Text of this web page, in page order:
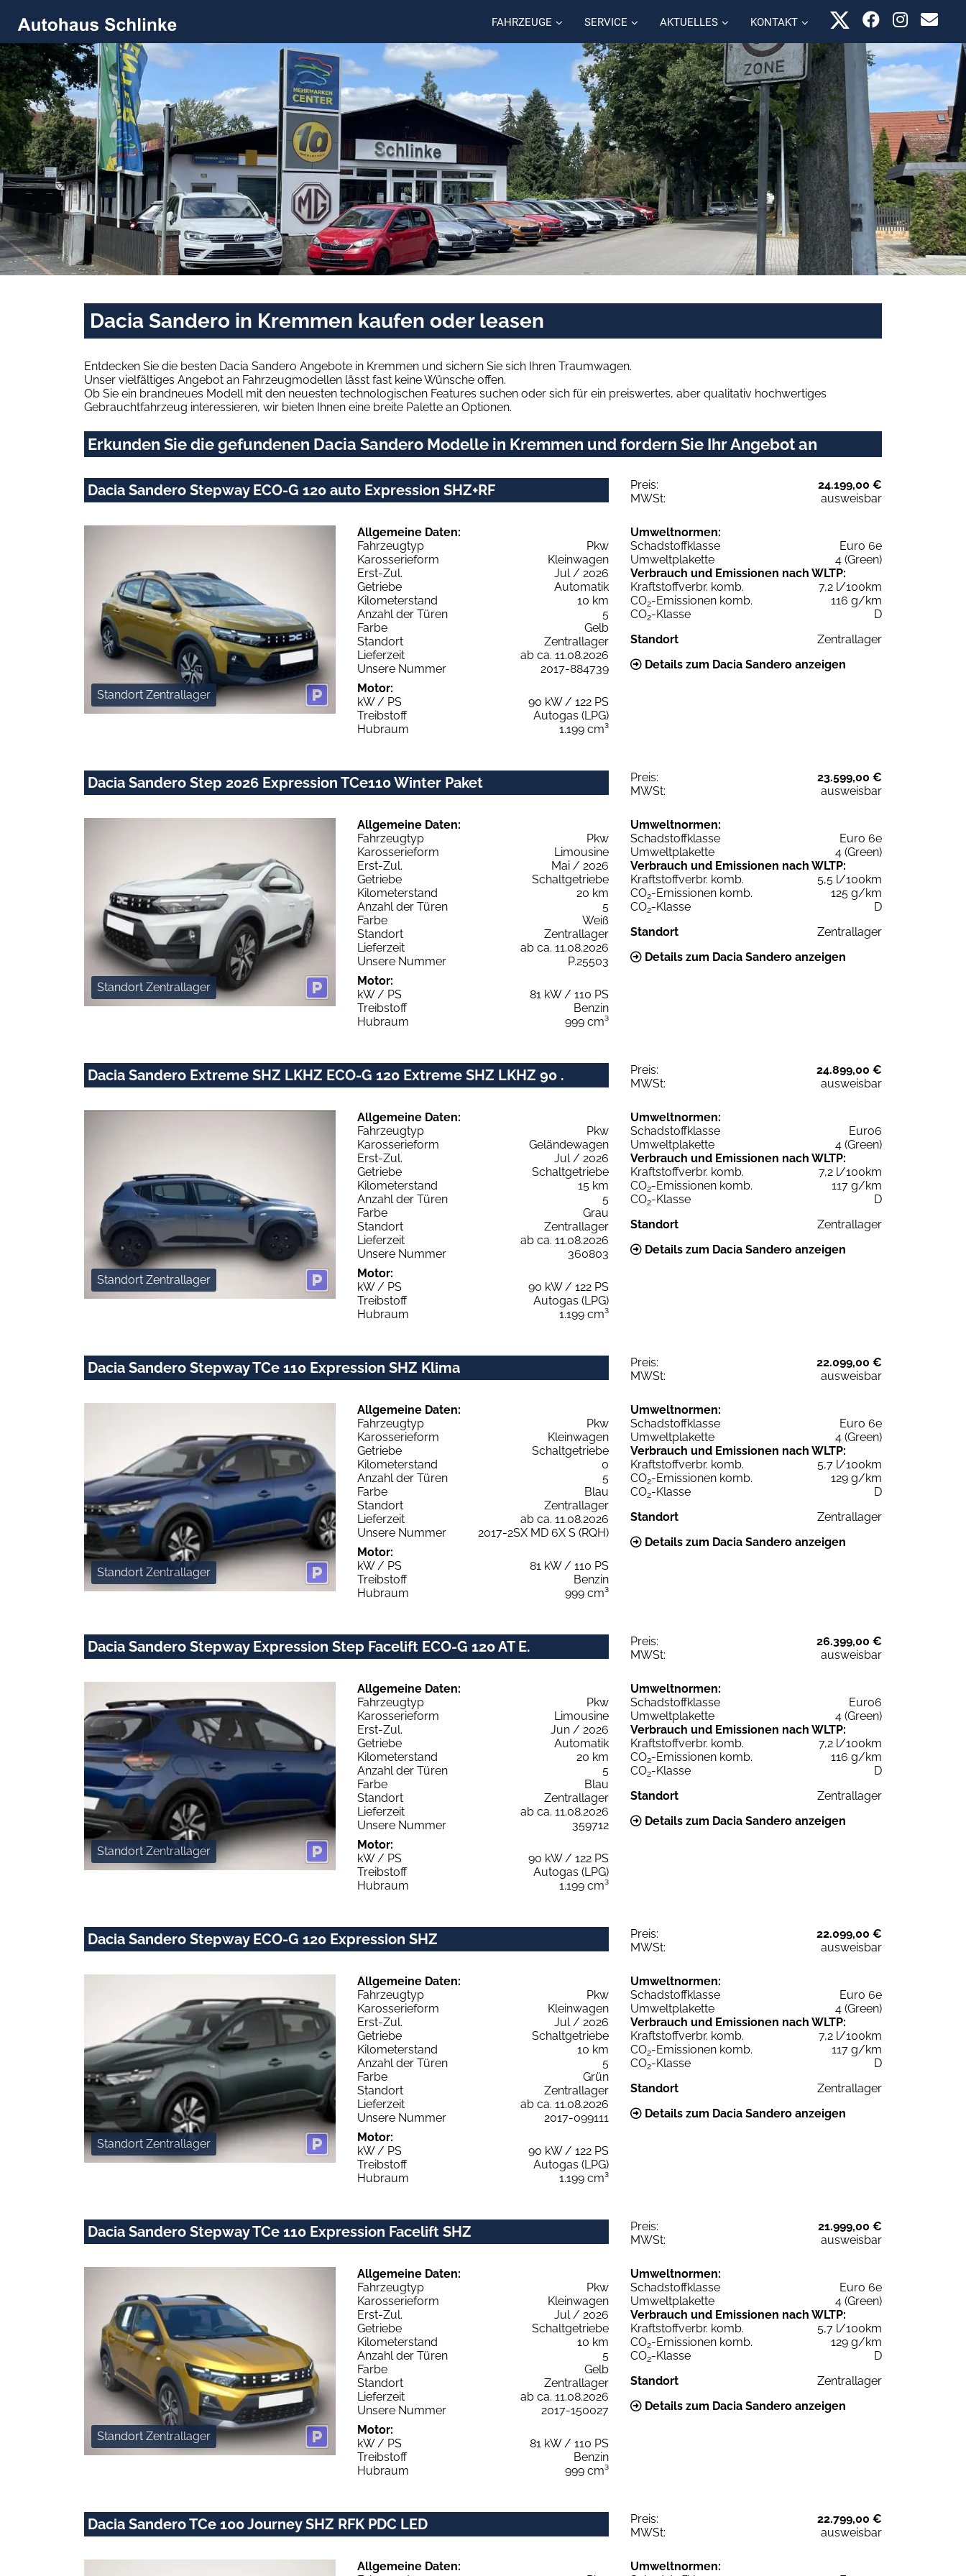
FAHRZEUGE SERVICE AKTUELLES KONTAKT
Dacia Sandero in Kremmen kaufen oder leasen
Entdecken Sie die besten Dacia Sandero Angebote in Kremmen und sichern Sie sich Ihren Traumwagen.
Unser vielfältiges Angebot an Fahrzeugmodellen lässt fast keine Wünsche offen.
Ob Sie ein brandneues Modell mit den neuesten technologischen Features suchen oder sich für ein preiswertes, aber qualitativ hochwertiges
Gebrauchtfahrzeug interessieren, wir bieten Ihnen eine breite Palette an Optionen.
Erkunden Sie die gefundenen Dacia Sandero Modelle in Kremmen und fordern Sie Ihr Angebot an
Dacia Sandero Stepway ECO-G 120 auto Expression SHZ+RF Preis:
24.199,00 €
MWSt:
ausweisbar
Standort Zentrallager
Allgemeine Daten:
Fahrzeugtyp
Pkw
Karosserieform
Kleinwagen
Erst-Zul.
Jul / 2026
Getriebe
Automatik
Kilometerstand
10 km
Anzahl der Türen
5
Farbe
Gelb
Standort
Zentrallager
Lieferzeit
ab ca. 11.08.2026
Unsere Nummer
2017-884739
Motor:
kW / PS
90 kW / 122 PS
Treibstoff
Autogas (LPG)
Hubraum
1.199 cm³
Umweltnormen:
Schadstoffklasse
Euro 6e
Umweltplakette
4 (Green)
Verbrauch und Emissionen nach WLTP:
Kraftstoffverbr. komb.
7,2 l/100km
CO2-Emissionen komb.
116 g/km
CO2-Klasse
D
Standort
Zentrallager
Details zum Dacia Sandero anzeigen
Dacia Sandero Step 2026 Expression TCe110 Winter Paket Preis:
23.599,00 €
MWSt:
ausweisbar
Standort Zentrallager
Allgemeine Daten:
Fahrzeugtyp
Pkw
Karosserieform
Limousine
Erst-Zul.
Mai / 2026
Getriebe
Schaltgetriebe
Kilometerstand
20 km
Anzahl der Türen
5
Farbe
Weiß
Standort
Zentrallager
Lieferzeit
ab ca. 11.08.2026
Unsere Nummer
P.25503
Motor:
kW / PS
81 kW / 110 PS
Treibstoff
Benzin
Hubraum
999 cm³
Umweltnormen:
Schadstoffklasse
Euro 6e
Umweltplakette
4 (Green)
Verbrauch und Emissionen nach WLTP:
Kraftstoffverbr. komb.
5,5 l/100km
CO2-Emissionen komb.
125 g/km
CO2-Klasse
D
Standort
Zentrallager
Details zum Dacia Sandero anzeigen
Dacia Sandero Extreme SHZ LKHZ ECO-G 120 Extreme SHZ LKHZ 90 . Preis:
24.899,00 €
MWSt:
ausweisbar
Standort Zentrallager
Allgemeine Daten:
Fahrzeugtyp
Pkw
Karosserieform
Geländewagen
Erst-Zul.
Jul / 2026
Getriebe
Schaltgetriebe
Kilometerstand
15 km
Anzahl der Türen
5
Farbe
Grau
Standort
Zentrallager
Lieferzeit
ab ca. 11.08.2026
Unsere Nummer
360803
Motor:
kW / PS
90 kW / 122 PS
Treibstoff
Autogas (LPG)
Hubraum
1.199 cm³
Umweltnormen:
Schadstoffklasse
Euro6
Umweltplakette
4 (Green)
Verbrauch und Emissionen nach WLTP:
Kraftstoffverbr. komb.
7,2 l/100km
CO2-Emissionen komb.
117 g/km
CO2-Klasse
D
Standort
Zentrallager
Details zum Dacia Sandero anzeigen
Dacia Sandero Stepway TCe 110 Expression SHZ Klima Preis:
22.099,00 €
MWSt:
ausweisbar
Standort Zentrallager
Allgemeine Daten:
Fahrzeugtyp
Pkw
Karosserieform
Kleinwagen
Getriebe
Schaltgetriebe
Kilometerstand
0
Anzahl der Türen
5
Farbe
Blau
Standort
Zentrallager
Lieferzeit
ab ca. 11.08.2026
Unsere Nummer
2017-2SX MD 6X S (RQH)
Motor:
kW / PS
81 kW / 110 PS
Treibstoff
Benzin
Hubraum
999 cm³
Umweltnormen:
Schadstoffklasse
Euro 6e
Umweltplakette
4 (Green)
Verbrauch und Emissionen nach WLTP:
Kraftstoffverbr. komb.
5,7 l/100km
CO2-Emissionen komb.
129 g/km
CO2-Klasse
D
Standort
Zentrallager
Details zum Dacia Sandero anzeigen
Dacia Sandero Stepway Expression Step Facelift ECO-G 120 AT E. Preis:
26.399,00 €
MWSt:
ausweisbar
Standort Zentrallager
Allgemeine Daten:
Fahrzeugtyp
Pkw
Karosserieform
Limousine
Erst-Zul.
Jun / 2026
Getriebe
Automatik
Kilometerstand
20 km
Anzahl der Türen
5
Farbe
Blau
Standort
Zentrallager
Lieferzeit
ab ca. 11.08.2026
Unsere Nummer
359712
Motor:
kW / PS
90 kW / 122 PS
Treibstoff
Autogas (LPG)
Hubraum
1.199 cm³
Umweltnormen:
Schadstoffklasse
Euro6
Umweltplakette
4 (Green)
Verbrauch und Emissionen nach WLTP:
Kraftstoffverbr. komb.
7,2 l/100km
CO2-Emissionen komb.
116 g/km
CO2-Klasse
D
Standort
Zentrallager
Details zum Dacia Sandero anzeigen
Dacia Sandero Stepway ECO-G 120 Expression SHZ Preis:
22.099,00 €
MWSt:
ausweisbar
Standort Zentrallager
Allgemeine Daten:
Fahrzeugtyp
Pkw
Karosserieform
Kleinwagen
Erst-Zul.
Jul / 2026
Getriebe
Schaltgetriebe
Kilometerstand
10 km
Anzahl der Türen
5
Farbe
Grün
Standort
Zentrallager
Lieferzeit
ab ca. 11.08.2026
Unsere Nummer
2017-099111
Motor:
kW / PS
90 kW / 122 PS
Treibstoff
Autogas (LPG)
Hubraum
1.199 cm³
Umweltnormen:
Schadstoffklasse
Euro 6e
Umweltplakette
4 (Green)
Verbrauch und Emissionen nach WLTP:
Kraftstoffverbr. komb.
7,2 l/100km
CO2-Emissionen komb.
117 g/km
CO2-Klasse
D
Standort
Zentrallager
Details zum Dacia Sandero anzeigen
Dacia Sandero Stepway TCe 110 Expression Facelift SHZ Preis:
21.999,00 €
MWSt:
ausweisbar
Standort Zentrallager
Allgemeine Daten:
Fahrzeugtyp
Pkw
Karosserieform
Kleinwagen
Erst-Zul.
Jul / 2026
Getriebe
Schaltgetriebe
Kilometerstand
10 km
Anzahl der Türen
5
Farbe
Gelb
Standort
Zentrallager
Lieferzeit
ab ca. 11.08.2026
Unsere Nummer
2017-150027
Motor:
kW / PS
81 kW / 110 PS
Treibstoff
Benzin
Hubraum
999 cm³
Umweltnormen:
Schadstoffklasse
Euro 6e
Umweltplakette
4 (Green)
Verbrauch und Emissionen nach WLTP:
Kraftstoffverbr. komb.
5,7 l/100km
CO2-Emissionen komb.
129 g/km
CO2-Klasse
D
Standort
Zentrallager
Details zum Dacia Sandero anzeigen
Dacia Sandero TCe 100 Journey SHZ RFK PDC LED Preis:
22.799,00 €
MWSt:
ausweisbar
Allgemeine Daten:
Umweltnormen: